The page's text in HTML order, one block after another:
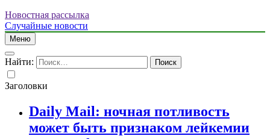
Новостная рассылка
Случайные новости
Меню
Найти:
Заголовки
Daily Mail: ночная потливость
может быть признаком лейкемии